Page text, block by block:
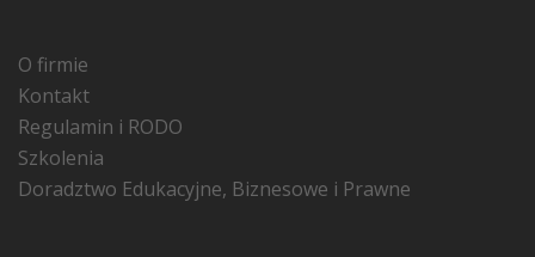
O firmie
Kontakt
Regulamin i RODO
Szkolenia
Doradztwo Edukacyjne, Biznesowe i Prawne